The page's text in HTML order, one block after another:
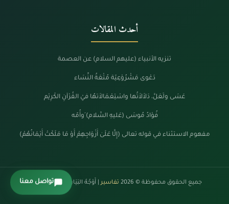
أحدث المقالات
تنزيه الأنبياء (عليهم السلام) عن العصمة
دَعْوى مَشْرُوْعِيّة مُتْعَةُ النِّسَاء
عَسَى ولَعَلَّ، دَلاَلاَتُها واسْتِعْمَالاَتهُا فيْ القُرْآنِ الكَرِيْم
فُؤادُ مُوسَى (عَليهِ السَّلام) َوأُمّه
مفهوم الاستثناء في قوله تعالى (إِلَّا عَلَىٰ أَزْوَاجِهِمْ أَوْ مَا مَلَكَتْ أَيْمَانُهُمْ)
جميع الحقوق محفوظة © 2026 تفاسير| أَوْجُهُ البَيَانْ فِي كَلَامِ الرَّحْمَنْ
تواصل معنا